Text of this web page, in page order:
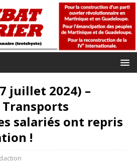
juillet 2024) –
salariés ont repris
!